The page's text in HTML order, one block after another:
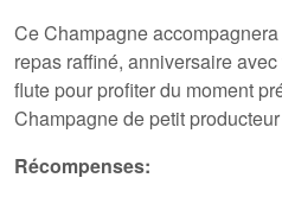
Ce Champagne
repas raffiné, anniversaire
flute pour profiter du moment
Champagne de petit
Récompenses: